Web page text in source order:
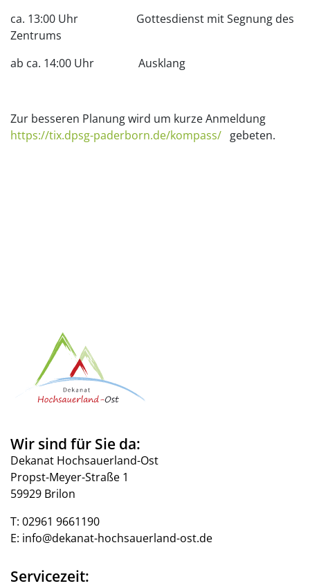
ca. 13:00 Uhr Gottesdienst mit Segnung des
Zentrums
ab ca. 14:00 Uhr Ausklang
Zur besseren Planung wird um kurze Anmeldung
https://tix.dpsg-paderborn.de/kompass/ gebeten.
Wir sind für Sie da:
Dekanat Hochsauerland-Ost
Propst-Meyer-Straße 1
59929 Brilon
T: 02961 9661190
E: info@dekanat-hochsauerland-ost.de
Servicezeit: